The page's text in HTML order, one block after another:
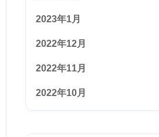
2023年1月
2022年12月
2022年11月
2022年10月